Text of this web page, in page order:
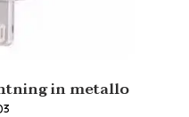
in metallo